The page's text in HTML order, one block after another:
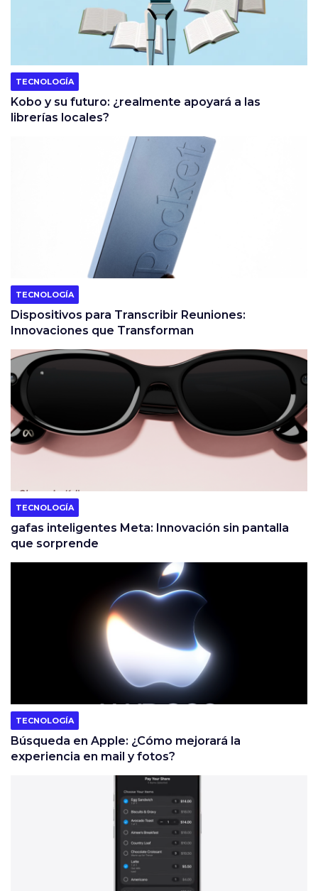
TECNOLOGÍA
Kobo y su futuro: ¿realmente apoyará a las
librerías locales?
TECNOLOGÍA
Dispositivos para Transcribir Reuniones:
Innovaciones que Transforman
TECNOLOGÍA
gafas inteligentes Meta: Innovación sin pantalla
que sorprende
TECNOLOGÍA
Búsqueda en Apple: ¿Cómo mejorará la
experiencia en mail y fotos?